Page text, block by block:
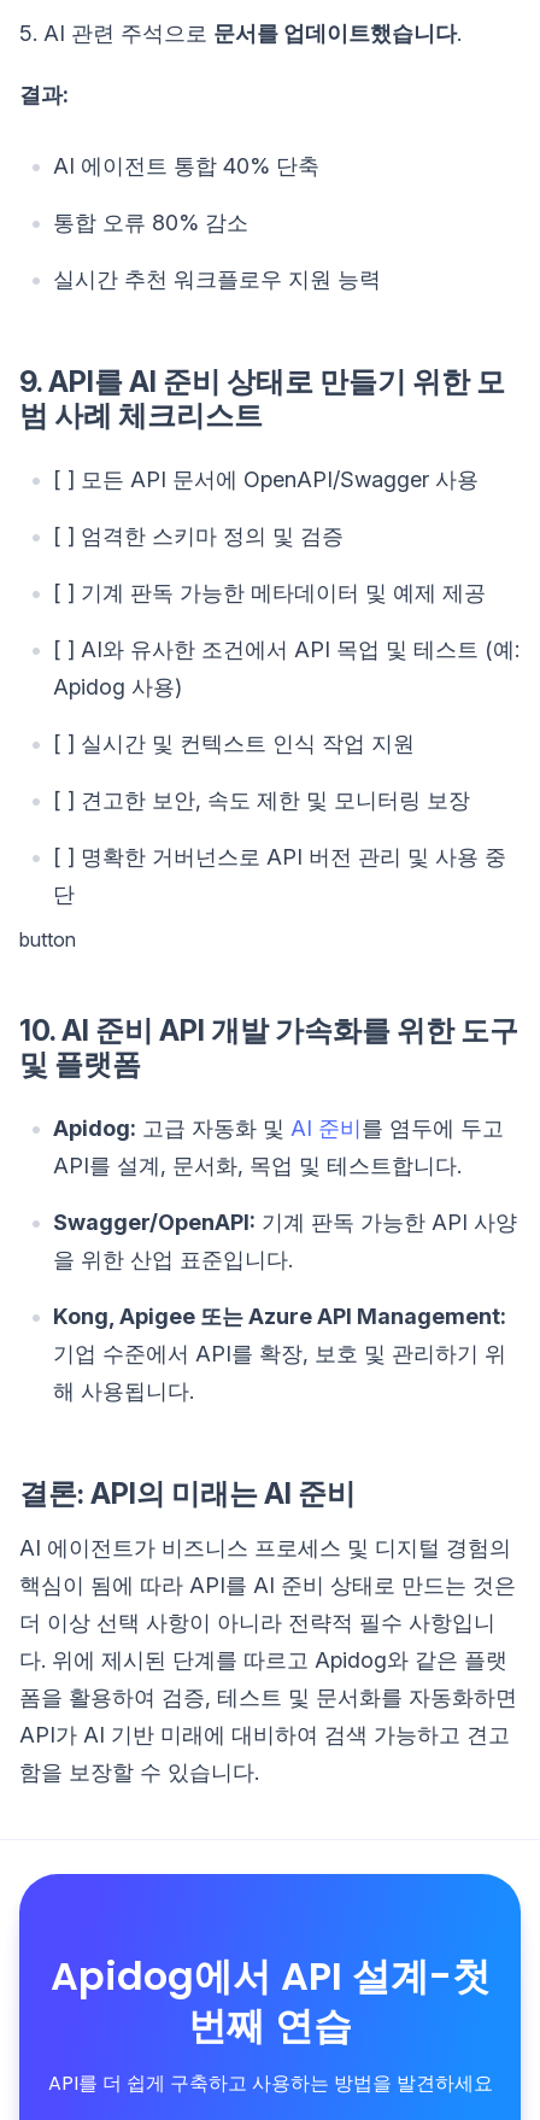
5. AI 관련 주석으로 문서를 업데이트했습니다.
결과:
AI 에이전트 통합 40% 단축
통합 오류 80% 감소
실시간 추천 워크플로우 지원 능력
9. API를 AI 준비 상태로 만들기 위한 모
범 사례 체크리스트
[ ] 모든 API 문서에 OpenAPI/Swagger 사용
[ ] 엄격한 스키마 정의 및 검증
[ ] 기계 판독 가능한 메타데이터 및 예제 제공
[ ] AI와 유사한 조건에서 API 목업 및 테스트 (예:
Apidog 사용)
[ ] 실시간 및 컨텍스트 인식 작업 지원
[ ] 견고한 보안, 속도 제한 및 모니터링 보장
[ ] 명확한 거버넌스로 API 버전 관리 및 사용 중
단
button
10. AI 준비 API 개발 가속화를 위한 도구
및 플랫폼
Apidog: 고급 자동화 및 AI 준비를 염두에 두고
API를 설계, 문서화, 목업 및 테스트합니다.
Swagger/OpenAPI: 기계 판독 가능한 API 사양
을 위한 산업 표준입니다.
Kong, Apigee 또는 Azure API Management:
기업 수준에서 API를 확장, 보호 및 관리하기 위
해 사용됩니다.
결론: API의 미래는 AI 준비
AI 에이전트가 비즈니스 프로세스 및 디지털 경험의
핵심이 됨에 따라 API를 AI 준비 상태로 만드는 것은
더 이상 선택 사항이 아니라 전략적 필수 사항입니
다. 위에 제시된 단계를 따르고 Apidog와 같은 플랫
폼을 활용하여 검증, 테스트 및 문서화를 자동화하면
API가 AI 기반 미래에 대비하여 검색 가능하고 견고
함을 보장할 수 있습니다.
Apidog에서 API 설계-첫
번째 연습
API를 더 쉽게 구축하고 사용하는 방법을 발견하세요